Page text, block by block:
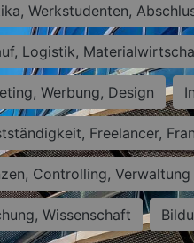
Werkstudenten,
Logistik,
Werbung, Design
Freelancer,
Controlling, Verwaltung
Wissenschaft